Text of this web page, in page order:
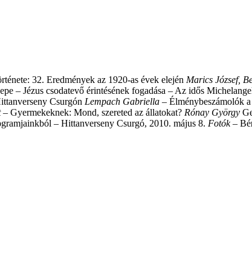
32. Eredmények az 1920-as évek elején Marics József,
– Jézus csodatevő érintésének fogadása – Az idős
Csurgón Lempach Gabriella – Élménybeszámolók
– Gyermekeknek: Mond, szereted az állatokat? Rónay György
– Hittanverseny Csurgó, 2010. május 8. Fotók –